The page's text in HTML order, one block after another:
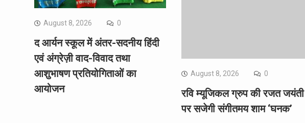
August 8, 2026 0
द आर्यन स्कूल में अंतर-सदनीय हिंदी
एवं अंग्रेज़ी वाद-विवाद तथा
आशुभाषण प्रतियोगिताओं का
आयोजन
August 8, 2026 0
रवि म्यूजिकल ग्रुप की रजत जयंती
पर सजेगी संगीतमय शाम ‘घनक’